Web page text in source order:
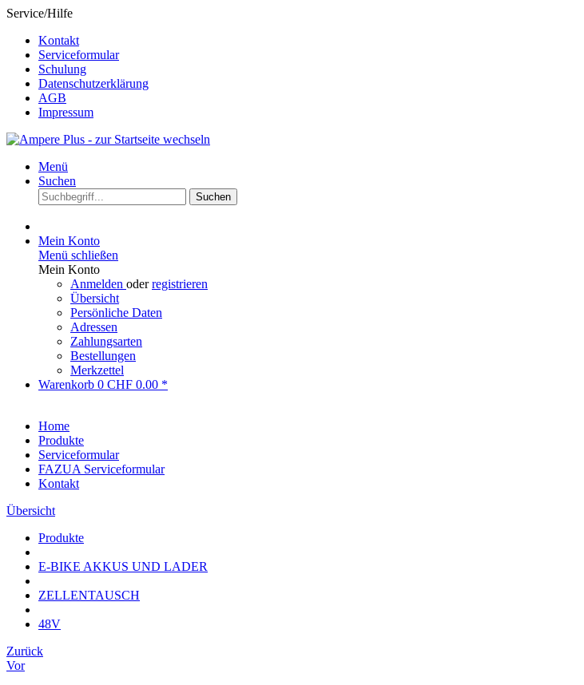
Service/Hilfe
Kontakt
Serviceformular
Schulung
Datenschutzerklärung
AGB
Impressum
Menü
Suchen
Suchen
Mein Konto
Menü schließen
Mein Konto
Anmelden oderregistrieren
Übersicht
Persönliche Daten
Adressen
Zahlungsarten
Bestellungen
Merkzettel
Warenkorb 0 CHF 0.00 *
Home
Produkte
Serviceformular
FAZUA Serviceformular
Kontakt
Übersicht
Produkte
E-BIKE AKKUS UND LADER
ZELLENTAUSCH
48V
Zurück
Vor